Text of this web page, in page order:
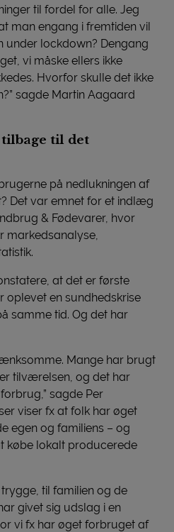
til fordel for alle. Jeg
man engang i fremtiden vil
under lockdown? Dengang
vi måske ellers ikke
Hvorfor skulle det ikke
sagde Martin Aagaard
til det
på nedlukningen af
Det var emnet for et indlæg
& Fødevarer, hvor
markedsanalyse,
at det er første
oplevet en sundhedskrise
samme tid. Og det har
Mange har brugt
tilværelsen, og det har
sagde Per
viser fx at folk har øget
egen og familiens – og
lokalt producerede
til familien og de
givet sig udslag i en
vi fx har øget forbruget af